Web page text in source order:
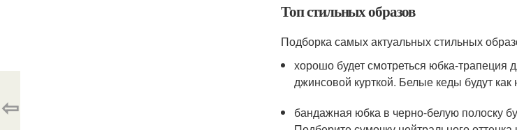
Топ стильных образов
Подборка самых актуальных стильных
хорошо будет смотреться юбка-
джинсовой курткой. Белые кеды будут как
бандажная юбка в черно-белую полоску
⇦